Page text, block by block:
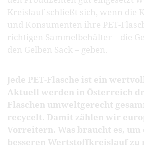
Kreislauf schließt sich, wenn die
und Konsumenten ihre PET-
richtigen Sammelbehälter – die
den Gelben Sack – geben.
Jede PET-Flasche ist ein
Aktuell werden in Österreich
Flaschen umweltgerecht
recycelt. Damit zählen wir
Vorreitern. Was braucht es, um
besseren Wertstoffkreislauf zu